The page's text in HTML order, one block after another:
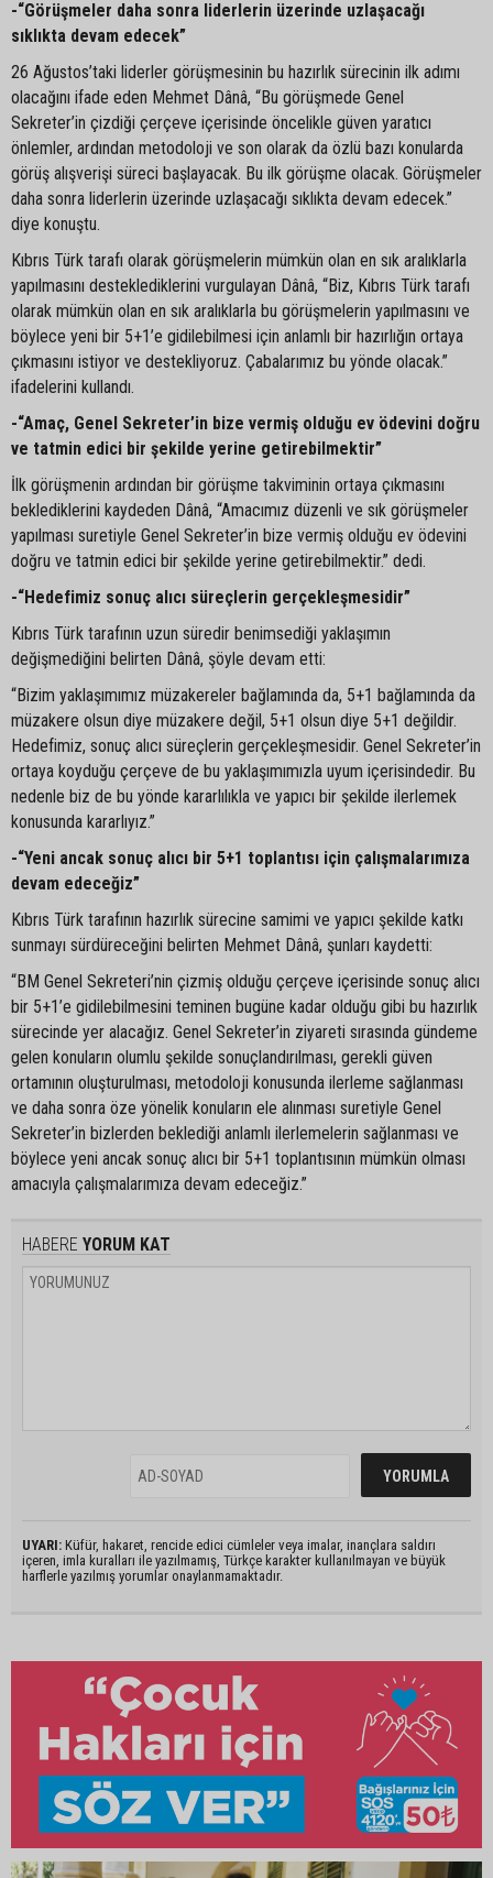
-“Görüşmeler daha sonra liderlerin üzerinde uzlaşacağı
sıklıkta devam edecek”
26 Ağustos’taki liderler görüşmesinin bu hazırlık sürecinin ilk adımı
olacağını ifade eden Mehmet Dânâ, “Bu görüşmede Genel
Sekreter’in çizdiği çerçeve içerisinde öncelikle güven yaratıcı
önlemler, ardından metodoloji ve son olarak da özlü bazı konularda
görüş alışverişi süreci başlayacak. Bu ilk görüşme olacak. Görüşmeler
daha sonra liderlerin üzerinde uzlaşacağı sıklıkta devam edecek.”
diye konuştu.
Kıbrıs Türk tarafı olarak görüşmelerin mümkün olan en sık aralıklarla
yapılmasını desteklediklerini vurgulayan Dânâ, “Biz, Kıbrıs Türk tarafı
olarak mümkün olan en sık aralıklarla bu görüşmelerin yapılmasını ve
böylece yeni bir 5+1’e gidilebilmesi için anlamlı bir hazırlığın ortaya
çıkmasını istiyor ve destekliyoruz. Çabalarımız bu yönde olacak.”
ifadelerini kullandı.
-“Amaç, Genel Sekreter’in bize vermiş olduğu ev ödevini doğru
ve tatmin edici bir şekilde yerine getirebilmektir”
İlk görüşmenin ardından bir görüşme takviminin ortaya çıkmasını
beklediklerini kaydeden Dânâ, “Amacımız düzenli ve sık görüşmeler
yapılması suretiyle Genel Sekreter’in bize vermiş olduğu ev ödevini
doğru ve tatmin edici bir şekilde yerine getirebilmektir.” dedi.
-“Hedefimiz sonuç alıcı süreçlerin gerçekleşmesidir”
Kıbrıs Türk tarafının uzun süredir benimsediği yaklaşımın
değişmediğini belirten Dânâ, şöyle devam etti:
“Bizim yaklaşımımız müzakereler bağlamında da, 5+1 bağlamında da
müzakere olsun diye müzakere değil, 5+1 olsun diye 5+1 değildir.
Hedefimiz, sonuç alıcı süreçlerin gerçekleşmesidir. Genel Sekreter’in
ortaya koyduğu çerçeve de bu yaklaşımımızla uyum içerisindedir. Bu
nedenle biz de bu yönde kararlılıkla ve yapıcı bir şekilde ilerlemek
konusunda kararlıyız.”
-“Yeni ancak sonuç alıcı bir 5+1 toplantısı için çalışmalarımıza
devam edeceğiz”
Kıbrıs Türk tarafının hazırlık sürecine samimi ve yapıcı şekilde katkı
sunmayı sürdüreceğini belirten Mehmet Dânâ, şunları kaydetti:
“BM Genel Sekreteri’nin çizmiş olduğu çerçeve içerisinde sonuç alıcı
bir 5+1’e gidilebilmesini teminen bugüne kadar olduğu gibi bu hazırlık
sürecinde yer alacağız. Genel Sekreter’in ziyareti sırasında gündeme
gelen konuların olumlu şekilde sonuçlandırılması, gerekli güven
ortamının oluşturulması, metodoloji konusunda ilerleme sağlanması
ve daha sonra öze yönelik konuların ele alınması suretiyle Genel
Sekreter’in bizlerden beklediği anlamlı ilerlemelerin sağlanması ve
böylece yeni ancak sonuç alıcı bir 5+1 toplantısının mümkün olması
amacıyla çalışmalarımıza devam edeceğiz.”
HABERE YORUM KAT
UYARI: Küfür, hakaret, rencide edici cümleler veya imalar, inançlara saldırı
içeren, imla kuralları ile yazılmamış, Türkçe karakter kullanılmayan ve büyük
harflerle yazılmış yorumlar onaylanmamaktadır.